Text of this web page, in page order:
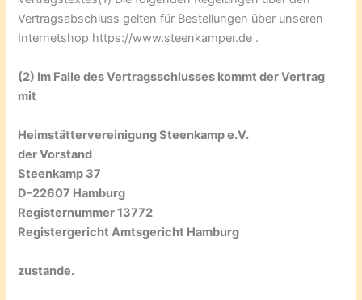
Vertragsabschluss gelten für Bestellungen über unseren
Internetshop https://www.steenkamper.de .
(2) Im Falle des Vertragsschlusses kommt der Vertrag
mit
Heimstättervereinigung Steenkamp e.V.
der Vorstand
Steenkamp 37
D-22607 Hamburg
Registernummer 13772
Registergericht Amtsgericht Hamburg
zustande.